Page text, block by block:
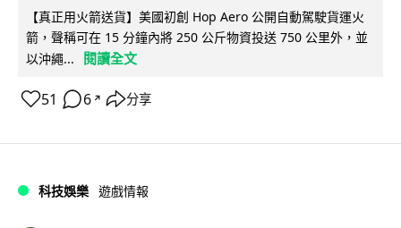
【真正用火箭送貨】美國初創 Hop Aero 公開自動駕駛貨運火
箭，聲稱可在 15 分鐘內將 250 公斤物資投送 750 公里外，並
以沖繩...
閱讀全文
51 6 ↗ 分享
科技娛樂 遊戲情報